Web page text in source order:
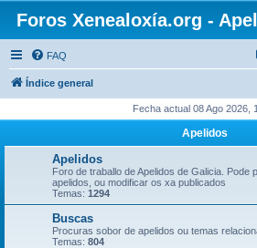
Foros Xenealoxía.org -
FAQ
Índice general
Fecha actual 08 Ago 2026,
Apelidos
Apelidos
Foro de traballo de Apelidos de Galicia. Pode
apelidos, ou modificar os xa publicados
Temas: 1294
Buscas
Procuras sobor de apelidos ou temas
Temas: 804